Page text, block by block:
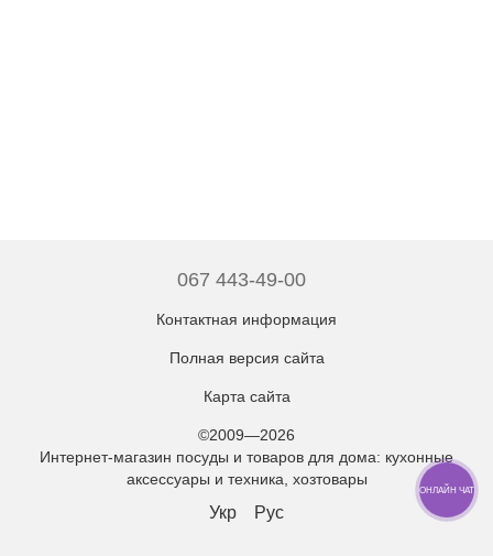
067 443-49-00
Контактная информация
Полная версия сайта
Карта сайта
©2009—2026
Интернет-магазин посуды и товаров для дома: кухонные
аксессуары и техника, хозтовары
Укр Рус
ОНЛАЙН ЧАТ